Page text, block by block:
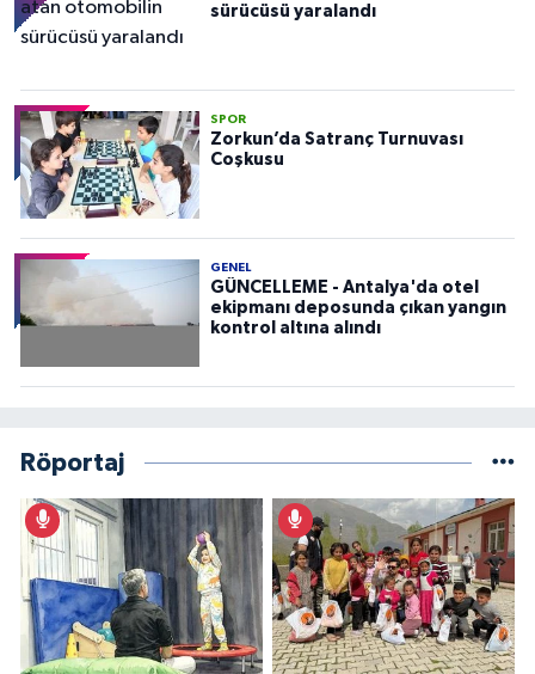
sürücüsü yaralandı
SPOR
Zorkun’da Satranç Turnuvası
Coşkusu
GENEL
GÜNCELLEME - Antalya'da otel
ekipmanı deposunda çıkan yangın
kontrol altına alındı
Röportaj